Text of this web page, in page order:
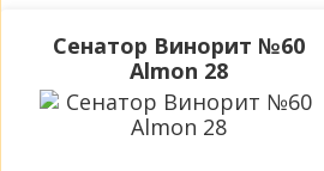
Сенатор Винорит №60
Almon 28